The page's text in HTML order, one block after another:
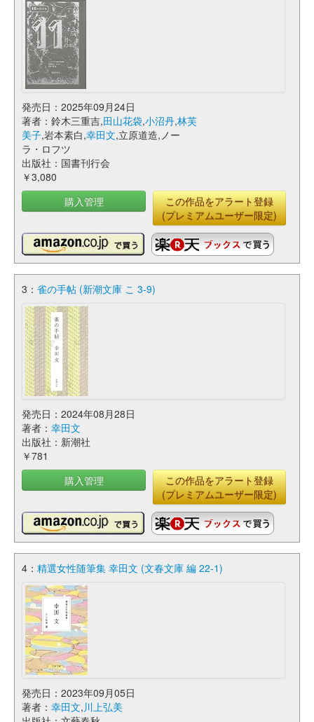
発売日：2025年09月24日
著者：鈴木三重吉,田山花袋,小沼丹,林芙
美子,岩本素白,幸田文,立原道造,ノー
ラ・ロフツ
出版社：国書刊行会
￥3,080
購入管理
この作品をアラート登録
(プレミアムユーザー限定)
3： 雀の手帖 (新潮文庫 こ 3-9)
発売日：2024年08月28日
著者： 幸田文
出版社：新潮社
￥781
購入管理
この作品をアラート登録
(プレミアムユーザー限定)
4： 精選女性随筆集 幸田文 (文春文庫 編 22-1)
発売日：2023年09月05日
著者： 幸田文,川上弘美